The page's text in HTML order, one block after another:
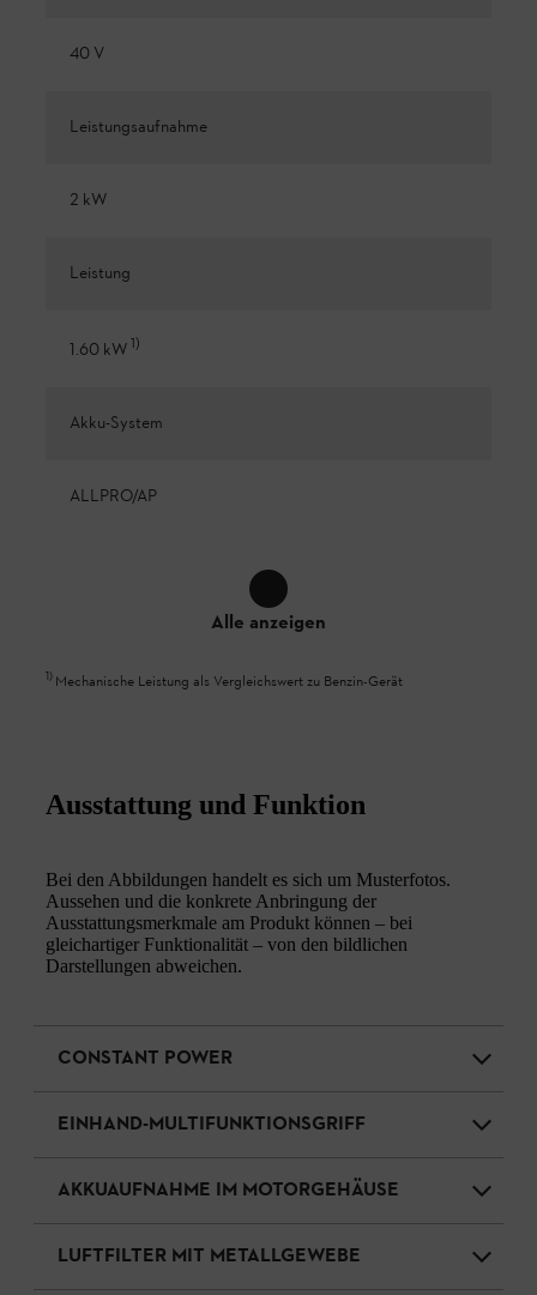
40 V
Leistungsaufnahme
2 kW
Leistung
1.60 kW1)
Akku-System
ALLPRO/AP
Alle anzeigen
1) Mechanische Leistung als Vergleichswert zu Benzin-Gerät
Ausstattung und Funktion
Bei den Abbildungen handelt es sich um Musterfotos.
Aussehen und die konkrete Anbringung der
Ausstattungsmerkmale am Produkt können – bei
gleichartiger Funktionalität – von den bildlichen
Darstellungen abweichen.
CONSTANT POWER
EINHAND-MULTIFUNKTIONSGRIFF
AKKUAUFNAHME IM MOTORGEHÄUSE
LUFTFILTER MIT METALLGEWEBE